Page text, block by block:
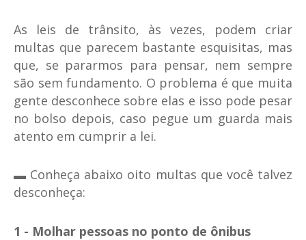
As leis de trânsito, às vezes, podem criar
multas que parecem bastante esquisitas, mas
que, se pararmos para pensar, nem sempre
são sem fundamento. O problema é que muita
gente desconhece sobre elas e isso pode pesar
no bolso depois, caso pegue um guarda mais
atento em cumprir a lei.
▬ Conheça abaixo oito multas que você talvez
desconheça:
1 - Molhar pessoas no ponto de ônibus